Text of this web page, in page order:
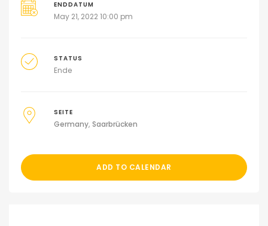
ENDDATUM
May 21, 2022 10:00 pm
STATUS
Ende
SEITE
Germany Saarbrücken
ADD TO CALENDAR